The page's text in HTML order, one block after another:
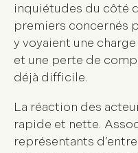
inquiétudes du côté
premiers concernés
y voyaient une
et une perte de
déjà difficile.
La réaction des
rapide et nette.
représentants